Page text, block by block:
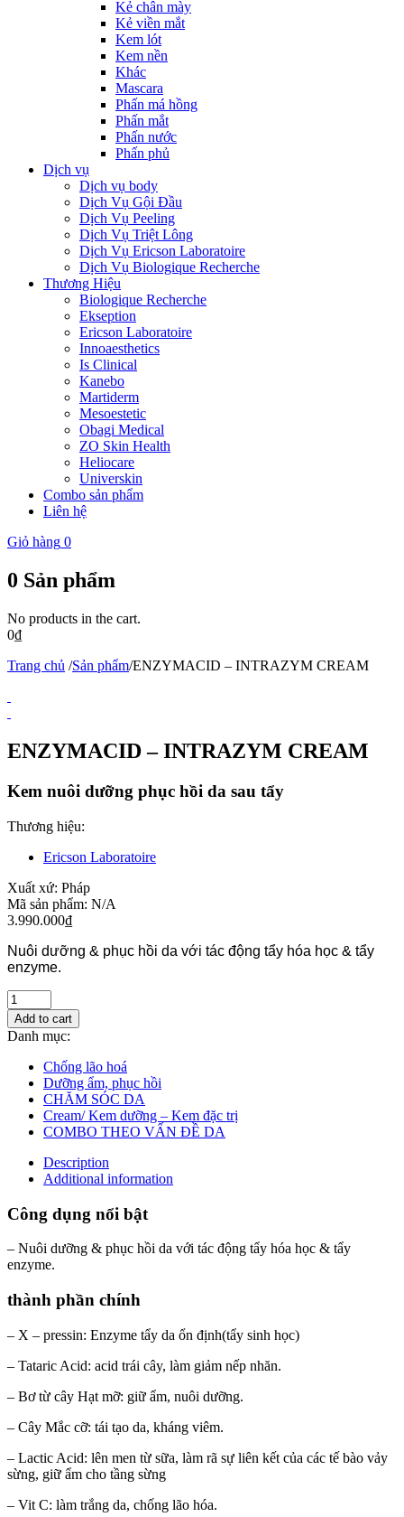
Kẻ chân mày
Kẻ viền mắt
Kem lót
Kem nền
Khác
Mascara
Phấn má hồng
Phấn mắt
Phấn nước
Phấn phủ
Dịch vụ
Dịch vụ body
Dịch Vụ Gội Đầu
Dịch Vụ Peeling
Dịch Vụ Triệt Lông
Dịch Vụ Ericson Laboratoire
Dịch Vụ Biologique Recherche
Thương Hiệu
Biologique Recherche
Ekseption
Ericson Laboratoire
Innoaesthetics
Is Clinical
Kanebo
Martiderm
Mesoestetic
Obagi Medical
ZO Skin Health
Heliocare
Universkin
Combo sản phẩm
Liên hệ
Giỏ hàng 0
0 Sản phẩm
No products in the cart.
0₫
Trang chủ /Sản phẩm/ENZYMACID – INTRAZYM CREAM
ENZYMACID – INTRAZYM CREAM
Kem nuôi dưỡng phục hồi da sau tẩy
Thương hiệu:
Ericson Laboratoire
Xuất xứ: Pháp
Mã sản phẩm: N/A
3.990.000₫
Nuôi dưỡng & phục hồi da với tác động tẩy hóa học & tẩy
enzyme.
Add to cart
Danh mục:
Chống lão hoá
Dưỡng ẩm, phục hồi
CHĂM SÓC DA
Cream/ Kem dưỡng – Kem đặc trị
COMBO THEO VẤN ĐỀ DA
Description
Additional information
Công dụng nổi bật
– Nuôi dưỡng & phục hồi da với tác động tẩy hóa học & tẩy
enzyme.
thành phần chính
– X – pressin: Enzyme tẩy da ổn định(tẩy sinh học)
– Tataric Acid: acid trái cây, làm giảm nếp nhăn.
– Bơ từ cây Hạt mỡ: giữ ẩm, nuôi dưỡng.
– Cây Mắc cỡ: tái tạo da, kháng viêm.
– Lactic Acid: lên men từ sữa, làm rã sự liên kết của các tế bào vảy
sừng, giữ ẩm cho tầng sừng
– Vit C: làm trắng da, chống lão hóa.